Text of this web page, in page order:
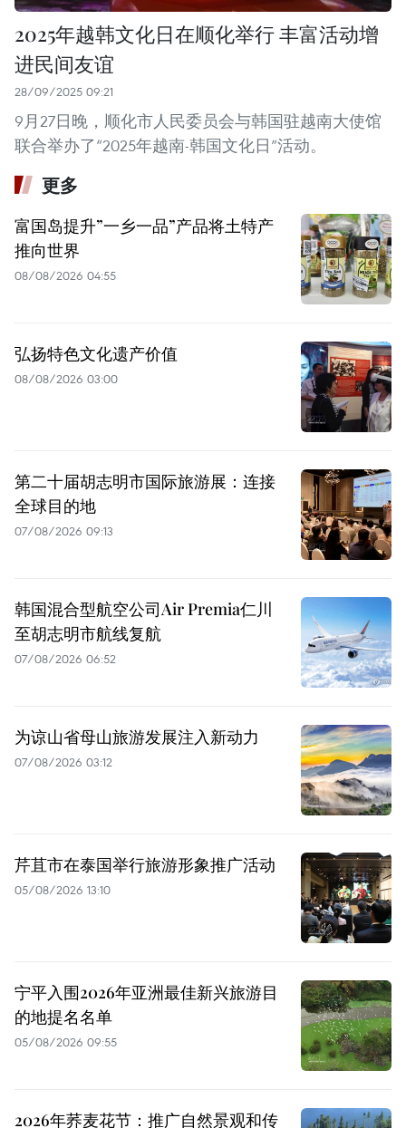
2025年越韩文化日在顺化举行 丰富活动增
进民间友谊
28/09/2025 09:21
9月27日晚，顺化市人民委员会与韩国驻越南大使馆
联合举办了“2025年越南-韩国文化日”活动。
更多
富国岛提升”一乡一品”产品将土特产
推向世界
08/08/2026 04:55
弘扬特色文化遗产价值
08/08/2026 03:00
第二十届胡志明市国际旅游展：连接
全球目的地
07/08/2026 09:13
韩国混合型航空公司Air Premia仁川
至胡志明市航线复航
07/08/2026 06:52
为谅山省母山旅游发展注入新动力
07/08/2026 03:12
芹苴市在泰国举行旅游形象推广活动
05/08/2026 13:10
宁平入围2026年亚洲最佳新兴旅游目
的地提名名单
05/08/2026 09:55
2026年荞麦花节：推广自然景观和传